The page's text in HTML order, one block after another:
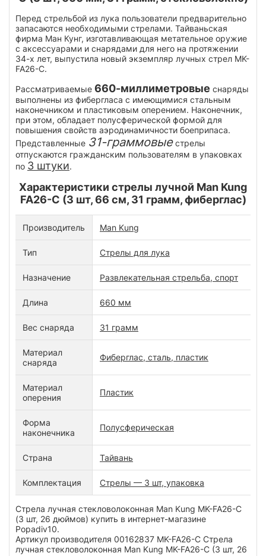
Перед стрельбой из лука пользователи предварительно
запасаются необходимыми стрелами. Тайваньская
фирма Ман Кунг, изготавливающая метательное оружие
с аксессуарами и снарядами для него на протяжении
34-х лет, выпустила новый экземпляр лучных стрел MK-
FA26-C.
Рассматриваемые 660-миллиметровые снаряды
выполнены из фибергласа с имеющимися стальным
наконечником и пластиковым оперением. Наконечник,
при этом, обладает полусферической формой для
повышения свойств аэродинамичности боеприпаса.
Представленные 31-граммовыестрелы
отпускаются гражданским пользователям в упаковках
по 3 штуки.
Характеристики стрелы лучной Man Kung
FA26-C (3 шт, 66 см, 31 грамм, фиберглас)
Производитель Man Kung
Тип Стрелы для лука
Назначение Развлекательная стрельба, спорт
Длина 660 мм
Вес снаряда 31 грамм
Материал
снаряда
Фиберглас, сталь, пластик
Материал
оперения
Пластик
Форма
наконечника
Полусферическая
Страна Тайвань
Комплектация Стрелы — 3 шт, упаковка
Стрела лучная стекловолоконная Man Kung MK-FA26-C
(3 шт, 26 дюймов) купить в интернет-магазине
Popadiv10.
Артикул производителя 00162837 MK-FA26-C Стрела
лучная стекловолоконная Man Kung MK-FA26-C (3 шт, 26